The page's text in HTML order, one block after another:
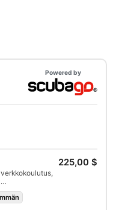
Powered by
tehdä
Kun
225,00 $